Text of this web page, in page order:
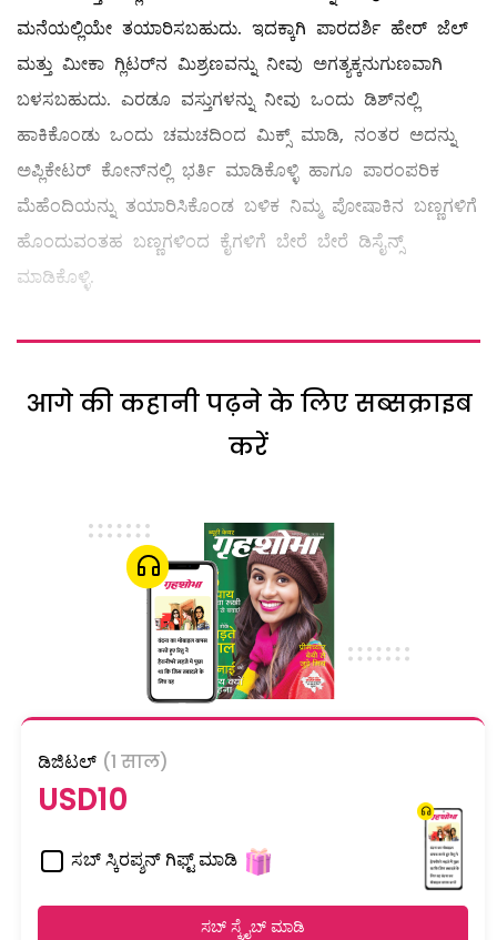
ಮನೆಯಲ್ಲಿಯೇ ತಯಾರಿಸಬಹುದು. ಇದಕ್ಕಾಗಿ ಪಾರದರ್ಶಿ ಹೇರ್‌ ಜೆಲ್
‌ಮತ್ತು ಮೀಕಾ ಗ್ಲಿಟರ್‌ನ ಮಿಶ್ರಣವನ್ನು ನೀವು ಅಗತ್ಯಕ್ಕನುಗುಣವಾಗಿ
ಬಳಸಬಹುದು. ಎರಡೂ ವಸ್ತುಗಳನ್ನು ನೀವು ಒಂದು ಡಿಶ್‌ನಲ್ಲಿ
ಹಾಕಿಕೊಂಡು ಒಂದು ಚಮಚದಿಂದ ಮಿಕ್ಸ್ ಮಾಡಿ, ನಂತರ ಅದನ್ನು
ಅಪ್ಲಿಕೇಟರ್‌ ಕೋನ್‌ನಲ್ಲಿ ಭರ್ತಿ ಮಾಡಿಕೊಳ್ಳಿ ಹಾಗೂ ಪಾರಂಪರಿಕ
ಮೆಹೆಂದಿಯನ್ನು ತಯಾರಿಸಿಕೊಂಡ ಬಳಿಕ ನಿಮ್ಮ ಪೋಷಾಕಿನ ಬಣ್ಣಗಳಿಗೆ
ಹೊಂದುವಂತಹ ಬಣ್ಣಗಳಿಂದ ಕೈಗಳಿಗೆ ಬೇರೆ ಬೇರೆ ಡಿಸೈನ್ಸ್
ಮಾಡಿಕೊಳ್ಳಿ.
आगे की कहानी पढ़ने के लिए सब्सक्राइब
करें
ಡಿಜಿಟಲ್ (1 साल)
USD10
ಸಬ್ ಸ್ಕಿರಪ್ಶನ್ ಗಿಫ್ಟ್ ಮಾಡಿ
ಸಬ್ ಸ್ಕ್ರೈಬ್ ಮಾಡಿ